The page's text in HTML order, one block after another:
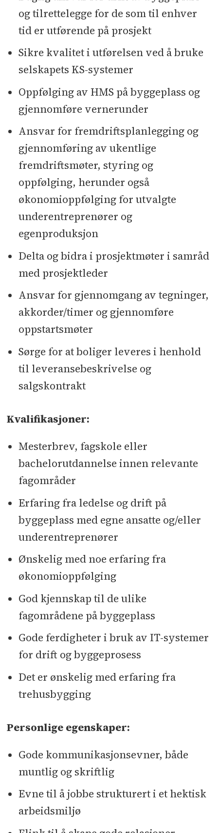
og tilrettelegge for de som til enhver
tid er utførende på prosjekt
Sikre kvalitet i utførelsen ved å bruke
selskapets KS-systemer
Oppfølging av HMS på byggeplass og
gjennomføre vernerunder
Ansvar for fremdriftsplanlegging og
gjennomføring av ukentlige
fremdriftsmøter, styring og
oppfølging, herunder også
økonomioppfølging for utvalgte
underentreprenører og
egenproduksjon
Delta og bidra i prosjektmøter i samråd
med prosjektleder
Ansvar for gjennomgang av tegninger,
akkorder/timer og gjennomføre
oppstartsmøter
Sørge for at boliger leveres i henhold
til leveransebeskrivelse og
salgskontrakt
Kvalifikasjoner:
Mesterbrev, fagskole eller
bachelorutdannelse innen relevante
fagområder
Erfaring fra ledelse og drift på
byggeplass med egne ansatte og/eller
underentreprenører
Ønskelig med noe erfaring fra
økonomioppfølging
God kjennskap til de ulike
fagområdene på byggeplass
Gode ferdigheter i bruk av IT-systemer
for drift og byggeprosess
Det er ønskelig med erfaring fra
trehusbygging
Personlige egenskaper:
Gode kommunikasjonsevner, både
muntlig og skriftlig
Evne til å jobbe strukturert i et hektisk
arbeidsmiljø